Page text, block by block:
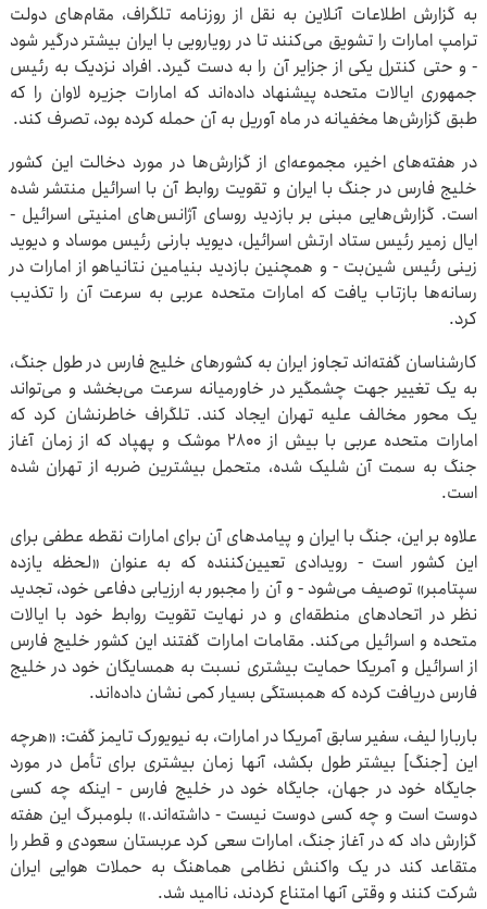
به گزارش اطلاعات آنلاین به نقل از روزنامه تلگراف، مقام‌های دولت
ترامپ امارات را تشویق می‌کنند تا در رویارویی با ایران بیشتر درگیر شود
- و حتی کنترل یکی از جزایر آن را به دست گیرد. افراد نزدیک به رئیس
جمهوری ایالات متحده پیشنهاد داده‌اند که امارات جزیره لاوان را که
طبق گزارش‌ها مخفیانه در ماه آوریل به آن حمله کرده بود، تصرف کند.
در هفته‌های اخیر، مجموعه‌ای از گزارش‌ها در مورد دخالت این کشور
خلیج فارس در جنگ با ایران و تقویت روابط آن با اسرائیل منتشر شده
است. گزارش‌هایی مبنی بر بازدید روسای آژانس‌های امنیتی اسرائیل -
ایال زمیر رئیس ستاد ارتش اسرائیل، دیوید بارنی رئیس موساد و دیوید
زینی رئیس شین‌بت - و همچنین بازدید بنیامین نتانیاهو از امارات در
رسانه‌ها بازتاب یافت که امارات متحده عربی به سرعت آن را تکذیب
کرد.
کارشناسان گفته‌اند تجاوز ایران به کشورهای خلیج فارس در طول جنگ،
به یک تغییر جهت چشمگیر در خاورمیانه سرعت می‌بخشد و می‌تواند
یک محور مخالف علیه تهران ایجاد کند. تلگراف خاطرنشان کرد که
امارات متحده عربی با بیش از ۲۸۰۰ موشک و پهپاد که از زمان آغاز
جنگ به سمت آن شلیک شده، متحمل بیشترین ضربه از تهران شده
است.
علاوه بر این، جنگ با ایران و پیامدهای آن برای امارات نقطه عطفی برای
این کشور است - رویدادی تعیین‌کننده که به عنوان «لحظه یازده
سپتامبر» توصیف می‌شود - و آن را مجبور به ارزیابی دفاعی خود، تجدید
نظر در اتحادهای منطقه‌ای و در نهایت تقویت روابط خود با ایالات
متحده و اسرائیل می‌کند. مقامات امارات گفتند این کشور خلیج فارس
از اسرائیل و آمریکا حمایت بیشتری نسبت به همسایگان خود در خلیج
فارس دریافت کرده که همبستگی بسیار کمی نشان داده‌اند.
باربارا لیف، سفیر سابق آمریکا در امارات، به نیویورک تایمز گفت: «هرچه
این [جنگ] بیشتر طول بکشد، آنها زمان بیشتری برای تأمل در مورد
جایگاه خود در جهان، جایگاه خود در خلیج فارس - اینکه چه کسی
دوست است و چه کسی دوست نیست - داشته‌اند.» بلومبرگ این هفته
گزارش داد که در آغاز جنگ، امارات سعی کرد عربستان سعودی و قطر را
متقاعد کند در یک واکنش نظامی هماهنگ به حملات هوایی ایران
شرکت کنند و وقتی آنها امتناع کردند، ناامید شد.